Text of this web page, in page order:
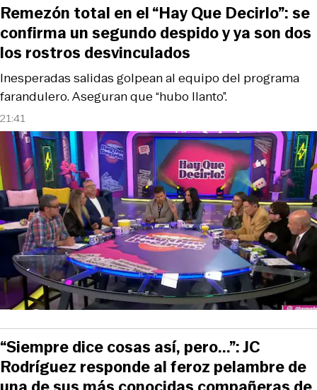
21:41
Inesperadas salidas golpean al equipo del programa
farandulero. Aseguran que “hubo llanto”.
Remezón total en el “Hay Que Decirlo”: se
confirma un segundo despido y ya son dos
los rostros desvinculados
“Siempre dice cosas así, pero...”: JC
Rodríguez responde al feroz pelambre de